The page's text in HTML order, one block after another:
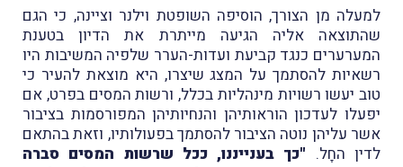
למעלה מן הצורך, הוסיפה השופטת וילנר וציינה, כי הגם
שהתוצאה אליה הגיעה מייתרת את הדיון בטענת
המערערים כנגד קביעת ועדות-הערר שלפיה המשיבות היו
רשאיות להסתמך על המצג שיצרו, היא מוצאת להעיר כי
טוב יעשו רשויות מינהליות בכלל, ורשות המסים בפרט, אם
יפעלו לעדכון הוראותיהן והנחיותיהן המפורסמות בציבור
אשר עליהן נוטה הציבור להסתמך בפעולותיו, וזאת בהתאם
לדין החָל. "כך בענייננו, ככל שרשות המסים סברה